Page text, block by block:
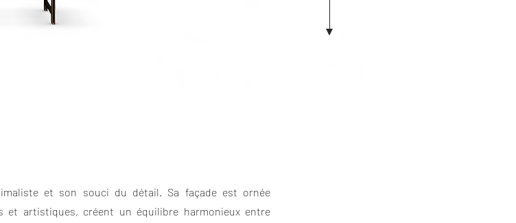
et son souci du détail. Sa façade est ornée
et artistiques, créent un équilibre harmonieux entre